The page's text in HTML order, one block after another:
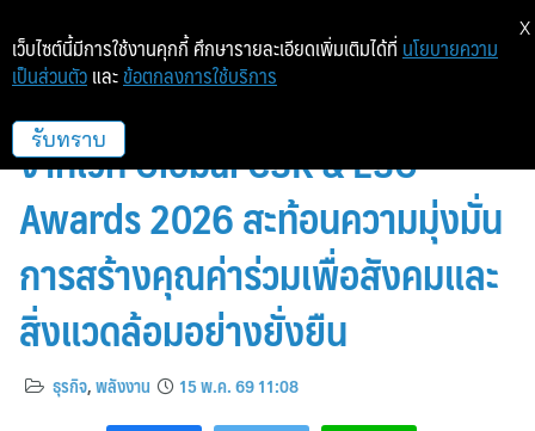
ปตท.สผ. คว้า 5 รางวัลระดับโลก
จากเวที Global CSR & ESG
Awards 2026 สะท้อนความมุ่งมั่น
การสร้างคุณค่าร่วมเพื่อสังคมและ
สิ่งแวดล้อมอย่างยั่งยืน
ธุรกิจ,พลังงาน 15 พ.ค. 69 11:08
เว็บไซต์นี้มีการใช้งานคุกกี้ ศึกษารายละเอียดเพิ่มเติมได้ที่ นโยบายความ
เป็นส่วนตัว และ ข้อตกลงการใช้บริการ
รับทราบ
X